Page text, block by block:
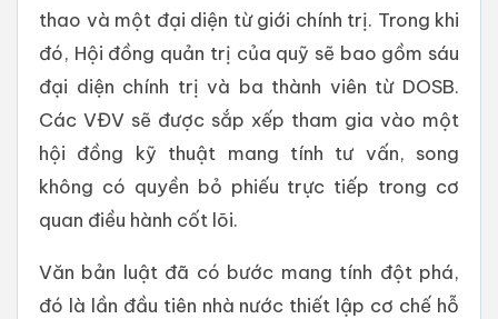
thao và một đại diện từ giới chính trị. Trong khi
đó, Hội đồng quản trị của quỹ sẽ bao gồm sáu
đại diện chính trị và ba thành viên từ DOSB.
Các VĐV sẽ được sắp xếp tham gia vào một
hội đồng kỹ thuật mang tính tư vấn, song
không có quyền bỏ phiếu trực tiếp trong cơ
quan điều hành cốt lõi.
Văn bản luật đã có bước mang tính đột phá,
đó là lần đầu tiên nhà nước thiết lập cơ chế hỗ